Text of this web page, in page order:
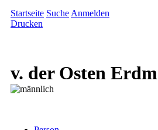
Startseite Suche Anmelden
Drucken
v. der Osten